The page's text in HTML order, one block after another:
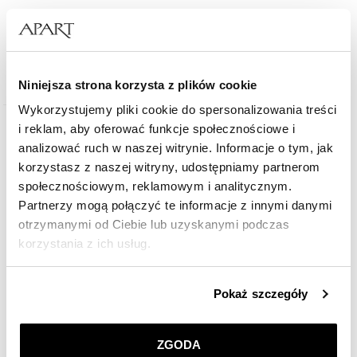
Niniejsza strona korzysta z plików cookie
Wykorzystujemy pliki cookie do spersonalizowania treści
i reklam, aby oferować funkcje społecznościowe i
analizować ruch w naszej witrynie. Informacje o tym, jak
korzystasz z naszej witryny, udostępniamy partnerom
społecznościowym, reklamowym i analitycznym.
Partnerzy mogą połączyć te informacje z innymi danymi
otrzymanymi od Ciebie lub uzyskanymi podczas
korzystania z ich usług.
przez nas plików cookie znajdziesz wPolityce
Pokaż szczegóły
ZGODA
21 726,60
Cena za parę obrączek dla próby: 950
Najniższa cena:31 038zł (-30%)
Promocja